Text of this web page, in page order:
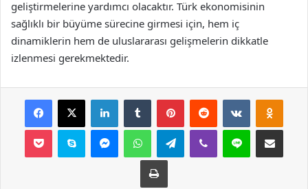
geliştirmelerine yardımcı olacaktır. Türk ekonomisinin
sağlıklı bir büyüme sürecine girmesi için, hem iç
dinamiklerin hem de uluslararası gelişmelerin dikkatle
izlenmesi gerekmektedir.
Facebook
X LinkedInTumblr PinterestReddit VKontakte
Pocket Skype MessengerWhatsAppTelegramViber Line E-Posta ile
Yazdır